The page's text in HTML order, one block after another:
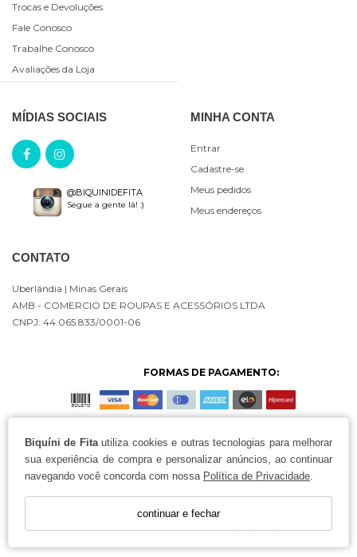
Biquíni de Fitautiliza cookies e outras tecnologias para melhorar
sua experiência de compra e personalizar anúncios, ao continuar
navegando você concorda com nossa Política de Privacidade
continuar e fechar
Trocas e Devoluções
Fale Conosco
Trabalhe Conosco
Avaliações da Loja
MÍDIAS SOCIAIS
@BIQUINIDEFITA
Segue a gente lá! :)
MINHA CONTA
Entrar
Cadastre-se
Meus pedidos
Meus endereços
CONTATO
Uberlândia | Minas Gerais
AMB - COMERCIO DE ROUPAS E ACESSÓRIOS LTDA
CNPJ: 44.065.833/0001-06
FORMAS DE PAGAMENTO: